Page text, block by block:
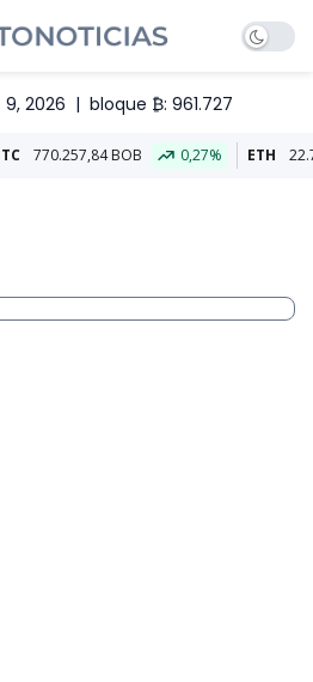
2026 | bloque ₿: 961.727
BOB 0,27% ETH 22.775,04 BOB